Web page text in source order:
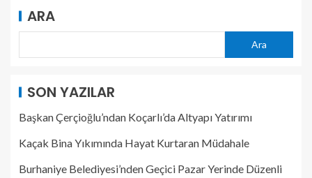
ARA
Ara
SON YAZILAR
Başkan Çerçioğlu’ndan Koçarlı’da Altyapı Yatırımı
Kaçak Bina Yıkımında Hayat Kurtaran Müdahale
Burhaniye Belediyesi’nden Geçici Pazar Yerinde Düzenli